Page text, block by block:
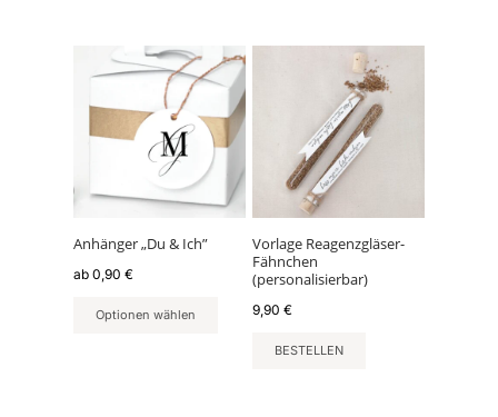
Anhänger „Du & Ich”
ab 0,90 €
Optionen wählen
Dieses
Produkt
weist
mehrere
Die
können
auf
Produktseite
Vorlage Reagenzgläser-
Fähnchen
(personalisierbar)
9,90€
BESTELLEN